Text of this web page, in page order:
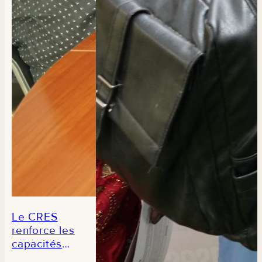
Le CRES
renforce les
capacités
de
composition
des aliments
du Sénégal